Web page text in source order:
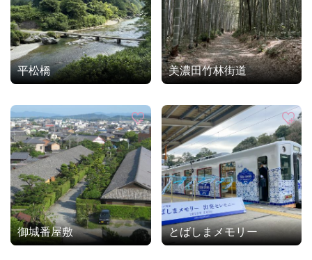
平松橋 美濃田竹林街道
御城番屋敷 とばしまメモリー